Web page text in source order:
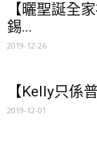
【曬聖誕全
錫...
2019-12-26
【Kelly只係
2019-12-01